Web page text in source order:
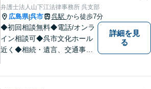
弁護士法人山下江法律事務所 呉支部
広島県|呉市 呉駅 から徒歩7分
◆初回相談無料◆電話/オンラ
イン相談可◆呉市文化ホール
近く◆相続・遺言、交通事
詳細を見
る